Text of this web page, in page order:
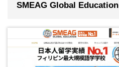
SMEAG Global Education